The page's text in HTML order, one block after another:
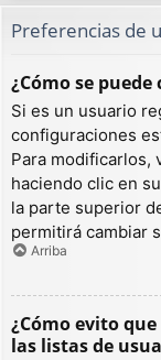
Preferencias de
¿Cómo se
Si es un usuario
configuraciones
Para modificarlos,
haciendo clic en
la parte superior
permitirá cambiar
Arriba
¿Cómo evito
las listas de